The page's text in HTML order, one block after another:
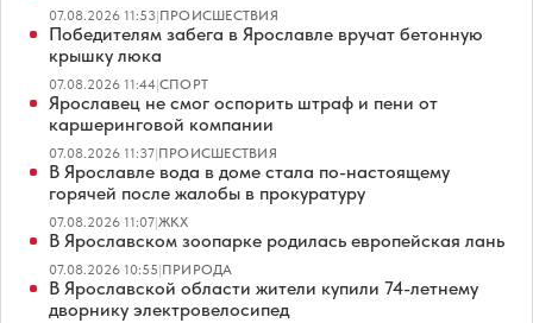
07.08.2026 11:53|ПРОИСШЕСТВИЯ
Победителям забега в Ярославле вручат бетонную
крышку люка
07.08.2026 11:44|СПОРТ
Ярославец не смог оспорить штраф и пени от
каршеринговой компании
07.08.2026 11:37|ПРОИСШЕСТВИЯ
В Ярославле вода в доме стала по-настоящему
горячей после жалобы в прокуратуру
07.08.2026 11:07|ЖКХ
В Ярославском зоопарке родилась европейская лань
07.08.2026 10:55|ПРИРОДА
В Ярославской области жители купили 74-летнему
дворнику электровелосипед